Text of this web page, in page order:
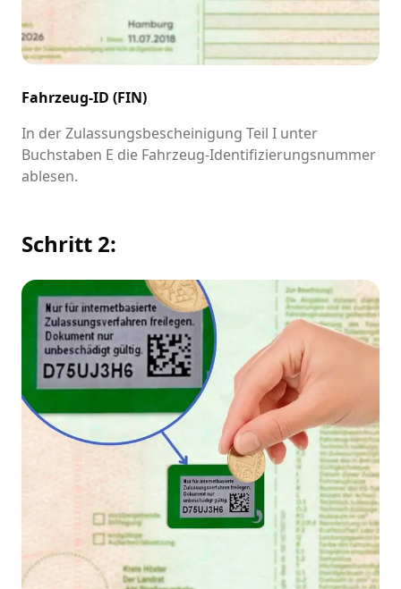
Fahrzeug-ID (FIN)
In der Zulassungsbescheinigung Teil I unter
Buchstaben E die Fahrzeug-Identifizierungsnummer
ablesen.
Schritt 2: